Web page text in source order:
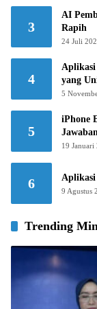
3
AI
Rapih
24 Juli
4
yang
5
5
iPhone
19 Januari
6 Aplikasi
9 Agustus
Trending